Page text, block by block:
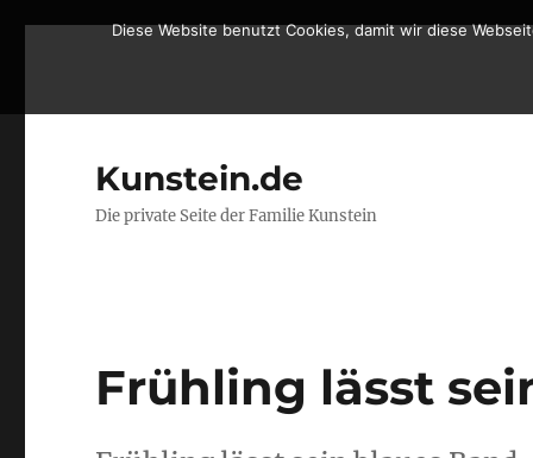
Kunstein.de
Die private Seite der Familie Kunstein
Frühling lässt
Diese Website benutzt Cookies, damit wir diese